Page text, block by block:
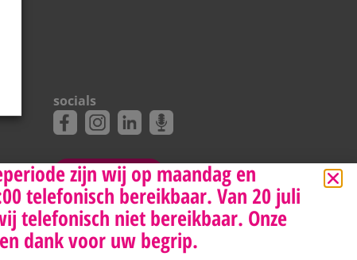
socials
NIEUWSBRIEF
zijn wij op maandag en
telefonisch bereikbaar. Van 20 juli
telefonisch niet bereikbaar. Onze
dank voor uw begrip.